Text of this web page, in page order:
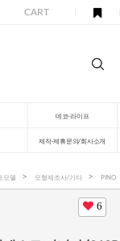
CART
데코-라이프
제작-제휴문의/회사소개
모델 모형제조사/기타 PINO
6